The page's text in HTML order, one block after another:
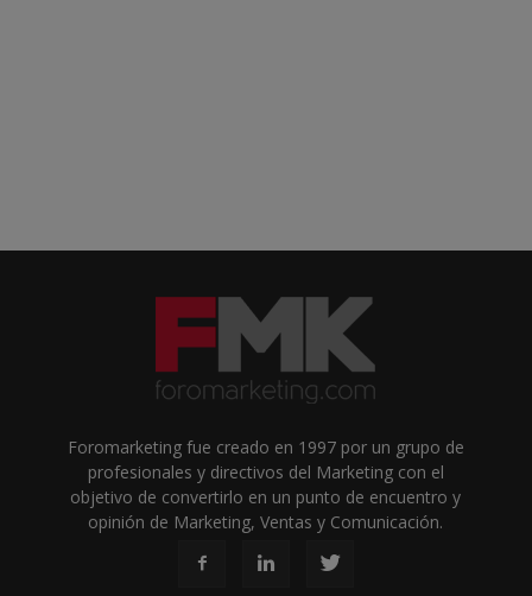
Foromarketing fue creado en 1997 por un grupo de
profesionales y directivos del Marketing con el
objetivo de convertirlo en un punto de encuentro y
opinión de Marketing, Ventas y Comunicación.